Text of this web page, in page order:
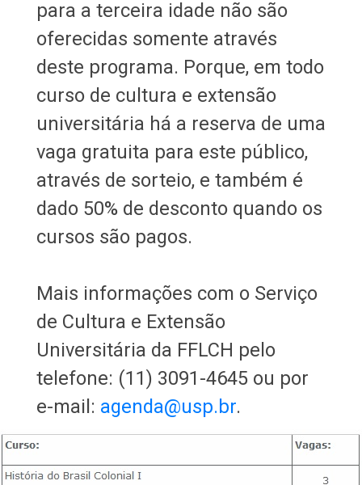
para a terceira idade não são
oferecidas somente através
deste programa. Porque, em todo
curso de cultura e extensão
universitária há a reserva de uma
vaga gratuita para este público,
através de sorteio, e também é
dado 50% de desconto quando os
cursos são pagos.
Mais informações com o Serviço
de Cultura e Extensão
Universitária da FFLCH pelo
telefone: (11) 3091-4645 ou por
e-mail: agenda@usp.br.